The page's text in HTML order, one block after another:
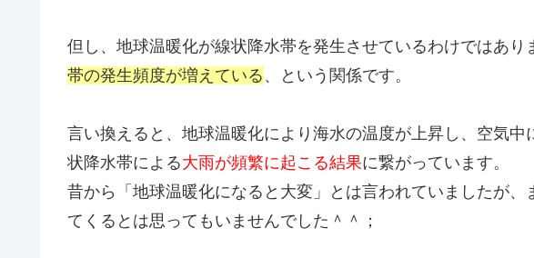
但し、地球温暖化が線状降水帯を発生させているわけではあり
帯の発生頻度が増えている 、という関係です。
言い換えると、地球温暖化により海水の温度が上昇し、空気
状降水帯による大雨が頻繁に起こる結果に繋がっています。
昔から「地球温暖化になると大変」とは言われていましたが、
てくるとは思ってもいませんでした＾＾；